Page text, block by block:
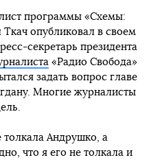
программы «Схемы:
опубликовал в своем
секретарь президента
«Радио Свобода»
задать вопрос главе
Многие журналисты
толкала Андрушко, а
что я его не толкала и